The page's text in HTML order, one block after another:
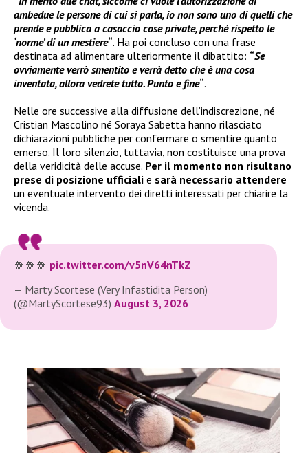
ambedue le persone di cui si parla, io non sono uno di quelli che
prende e pubblica a casaccio cose private, perché rispetto le
‘norme’ di un mestiere“. Ha poi concluso con una frase
destinata ad alimentare ulteriormente il dibattito: “Se
ovviamente verrò smentito e verrà detto che è una cosa
inventata, allora vedrete tutto. Punto e fine“.
Nelle ore successive alla diffusione dell’indiscrezione, né
Cristian Mascolino né Soraya Sabetta hanno rilasciato
dichiarazioni pubbliche per confermare o smentire quanto
emerso. Il loro silenzio, tuttavia, non costituisce una prova
della veridicità delle accuse. Per il momento non risultano
prese di posizione ufficiali e sarà necessario attendere
un eventuale intervento dei diretti interessati per chiarire la
vicenda.
🍿🍿🍿 pic.twitter.com/v5nV64nTkZ
— Marty Scortese (Very Infastidita Person)
(@MartyScortese93) August 3, 2026